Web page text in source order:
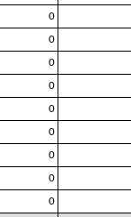
0
0
0
0
0
0
0
0
0